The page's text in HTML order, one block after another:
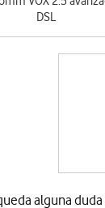
DSL
alguna